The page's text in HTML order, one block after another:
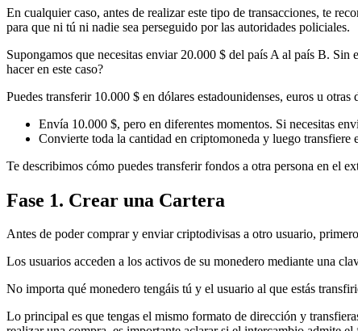
En cualquier caso, antes de realizar este tipo de transacciones, te
para que ni tú ni nadie sea perseguido por las autoridades policiales.
Supongamos que necesitas enviar 20.000 $ del país A al país B.
hacer en este caso?
Puedes transferir 10.000 $ en dólares estadounidenses, euros u
Envía 10.000 $, pero en diferentes momentos. Si necesitas
Convierte toda la cantidad en criptomoneda y luego transfiere
Te describimos cómo puedes transferir fondos a otra persona en el
Fase 1. Crear una Cartera
Antes de poder comprar y enviar criptodivisas a otro usuario,
Los usuarios acceden a los activos de su monedero mediante una
No importa qué monedero tengáis tú y el usuario al que estás
Lo principal es que tengas el mismo formato de dirección y